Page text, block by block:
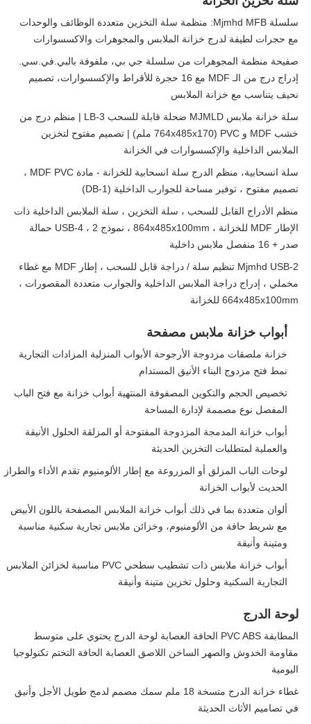
سلسلة Mjmhd MFB: منظمة سلة التخزين متعددة الوظائف والوحدات
مع حجرات لطيفة لدرج خزانة الملابس والمجوهرات والاكسسوارات
صفيحة منظمة المجوهرات من سلسلة جي بي، ملفوفة بالبي.في.سي.
إدراج درج من الـ MDF مع 16 حجرة للأقراط والإكسسوارات، تصميم
نحيف يتناسب مع خزانة الملابس
سلة خزانة ملابس MJMLD ضحلة قابلة للسحب LB-3 | منظم درج من
خشب MDF و PVC (764x485x170 ملم) | تصميم مفتوح لتخزين
الملابس الداخلية والإكسسوارات في الخزانة
سلة انسحابية، منظم الدرج سلة انسحابية للخزانة - مادة MDF PVC ،
تصميم مفتوح ، توفير مساحة للجوارب الداخلية (DB-1)
منظم الأدراج القابل للسحب ، سلة التخزين ، سلة الملابس الداخلية ذات
الإطار MDF للخزانة ، 864x485x100mm ، نموذج USB-4 ، 2 حمالة
صدر + 16 منفصل ملابس داخلية
Mjmhd USB-2 تنظيم سلة / دراجة قابل للسحب ، إطار MDF مع غطاء
مخملي ، إدراج دراجة الملابس الداخلية والجوارب متعددة المقصورات ،
664x485x100mm للخزانة
أبواب خزانة ملابس مصفحة
خزانة ملصقات مزدوجة الأرجوحة الأبواب المنزلية المزادات التجارية
نمط فتح مزدوج البناء الأنيق المستدام
تخصيص الحجم والتكوين المصفوفة المنتهية أبواب خزانة مع فتح الباب
المفصل نوع مصممة لإدارة المساحة
أبواب خزانة المدمجة المزدوجة المفتوحة أو المزلقة الحلول الأنيقة
والعملية لمتطلبات التخزين الحديثة
لوحات الباب المزلق أو المزروعة مع إطار الألومنيوم تقدم الأداء والطراز
الحديث لأبواب الخزانة
ألوان متعددة بما في ذلك أبواب خزانة الملابس المصفحة باللون الأبيض
مع شريط حافة من الألومنيوم، وخزائن ملابس تجارية سكنية مناسبة
ومتينة وأنيقة
أبواب خزانة ملابس ذات تشطيب سطحي PVC مناسبة لخزائن الملابس
التجارية السكنية وحلول تخزين متينة وأنيقة
لوحة الدرج
المطابقة PVC ABS الحافة العصابة لوحة الدرج يحتوي على متوسط
مقاومة الخدوش والصهر الساخن اللاصق العصابة الحافة التختم تكنولوجيا
اليومية
غطاء خزانة الدرج متسخة 18 ملم سمك مصمم لدمج طويل الأجل وأنيق
في تصاميم الأثاث الحديثة